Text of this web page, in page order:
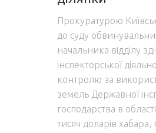
Прокуратурою
до суду
начальника відділу
інспекторської
контролю за
земель Державної
господарства в
тисяч доларів